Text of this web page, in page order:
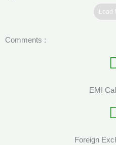
Load
Comments :
EMI
Foreign